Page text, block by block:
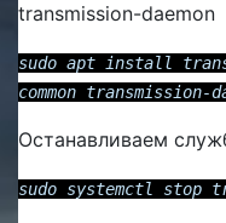
transmission-daemon
sudo apt install
common transmission-
Останавливаем
sudo systemctl stop